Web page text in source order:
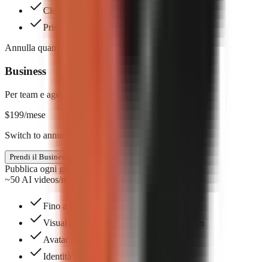
Clonazione vocale
Priority support and workflow guidance
Annulla quando vuoi. Nessun contratto.
Business
Per team e agenzie
$199/mese
Switch to annual & save $398
Prendi il Business
Pubblica ogni giorno
~50 AI videos/mo
Fino a 5 posti nel team
Visual generati con IA — motore premium
Avatar IA
Identità del brand